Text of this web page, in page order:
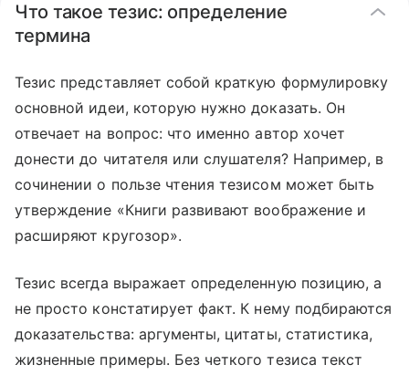
Что такое тезис: определение
термина
Тезис представляет собой краткую формулировку
основной идеи, которую нужно доказать. Он
отвечает на вопрос: что именно автор хочет
донести до читателя или слушателя? Например, в
сочинении о пользе чтения тезисом может быть
утверждение «Книги развивают воображение и
расширяют кругозор».
Тезис всегда выражает определенную позицию, а
не просто констатирует факт. К нему подбираются
доказательства: аргументы, цитаты, статистика,
жизненные примеры. Без четкого тезиса текст